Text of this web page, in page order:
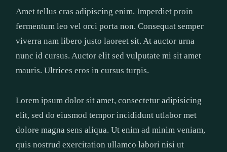
Amet tellus cras adipiscing enim. Imperdiet proin
fermentum leo vel orci porta non. Consequat semper
viverra nam libero justo laoreet sit. At auctor urna
nunc id cursus. Auctor elit sed vulputate mi sit amet
mauris. Ultrices eros in cursus turpis.
Lorem ipsum dolor sit amet, consectetur adipisicing
elit, sed do eiusmod tempor incididunt utlabor met
dolore magna sens aliqua. Ut enim ad minim veniam,
quis nostrud exercitation ullamco labori nisi ut